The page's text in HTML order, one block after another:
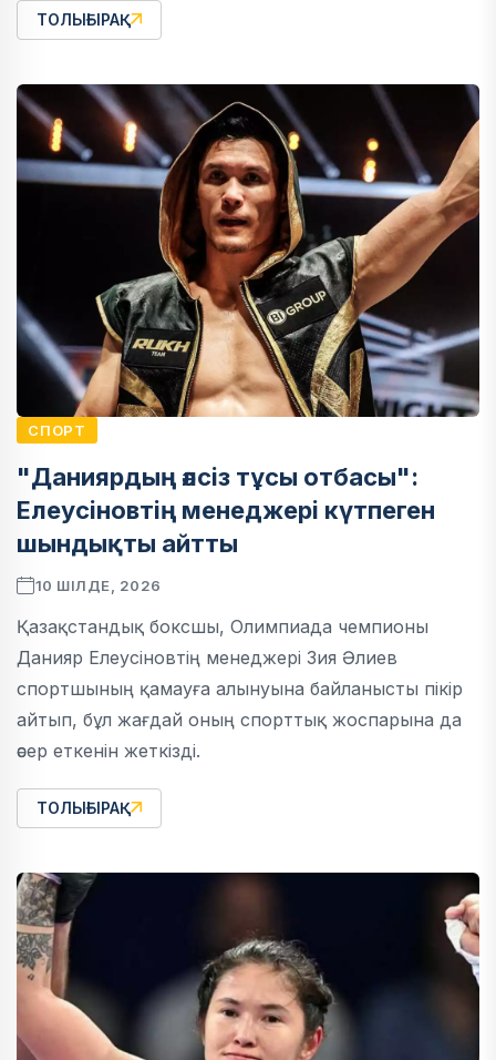
ТОЛЫҒЫРАҚ
СПОРТ
"Даниярдың әлсіз тұсы отбасы":
Елеусіновтің менеджері күтпеген
шындықты айтты
10 ШІЛДЕ, 2026
Қазақстандық боксшы, Олимпиада чемпионы
Данияр Елеусіновтің менеджері Зия Әлиев
спортшының қамауға алынуына байланысты пікір
айтып, бұл жағдай оның спорттық жоспарына да
әсер еткенін жеткізді.
ТОЛЫҒЫРАҚ